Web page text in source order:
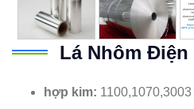
Lá Nhôm Điện
hợp kim: